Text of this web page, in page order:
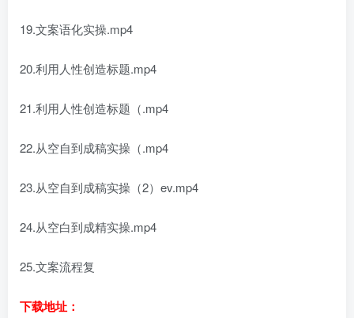
19.文案语化实操.mp4
20.利用人性创造标题.mp4
21.利用人性创造标题（.mp4
22.从空自到成稿实操（.mp4
23.从空自到成稿实操（2）ev.mp4
24.从空白到成精实操.mp4
25.文案流程复
下载地址：